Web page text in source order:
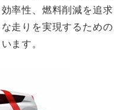
率性、燃料削減を追求
走りを実現するための
ます。